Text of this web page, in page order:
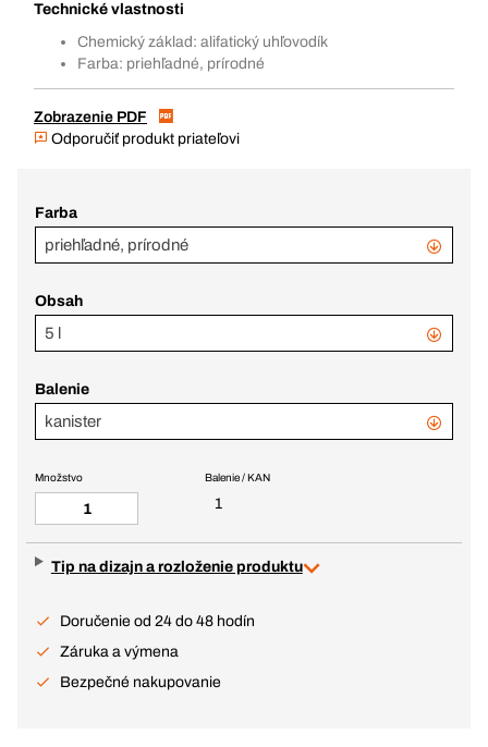
Technické vlastnosti
Chemický základ: alifatický uhľovodík
Farba: priehľadné, prírodné
Zobrazenie PDF
Odporučiť produkt priateľovi
Farba
priehľadné, prírodné
Obsah
5 l
Balenie
kanister
Balenie / KAN
1
Množstvo
Tip na dizajn a rozloženie produktu
Doručenie od 24 do 48 hodín
Záruka a výmena
Bezpečné nakupovanie